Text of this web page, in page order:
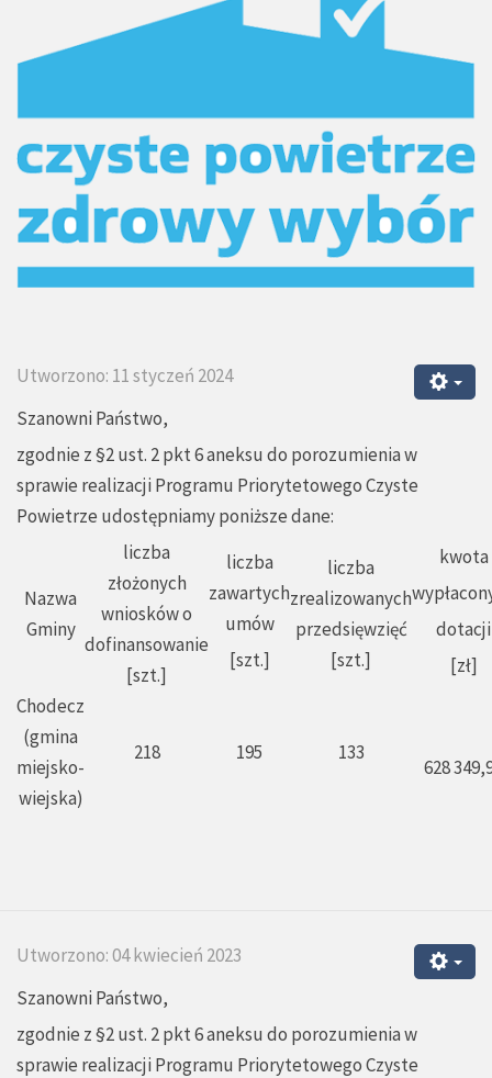
Utworzono: 11 styczeń 2024
Szanowni Państwo,
zgodnie z §2 ust. 2 pkt 6 aneksu do porozumienia w
sprawie realizacji Programu Priorytetowego Czyste
Powietrze udostępniamy poniższe dane:
Nazwa
Gminy
liczba
złożonych
wniosków o
dofinansowanie
[szt.]
liczba
zawartych
umów
[szt.]
liczba
zrealizowanych
przedsięwzięć
[szt.]
kwota
dotacji
[zł]
Chodecz
(gmina
miejsko-
wiejska)
218 195 133
628
Utworzono: 04 kwiecień 2023
Szanowni Państwo,
zgodnie z §2 ust. 2 pkt 6 aneksu do porozumienia w
sprawie realizacji Programu Priorytetowego Czyste